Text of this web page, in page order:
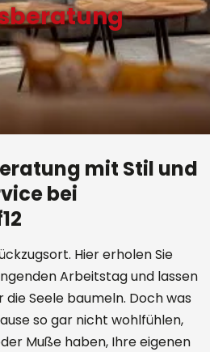
mit Stil und
bei
Hier erholen Sie
Arbeitstag und lassen
Seele baumeln. Doch was
so gar nicht wohlfühlen,
Muße haben, Ihre eigenen